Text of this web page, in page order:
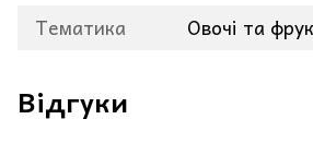
Тематика
Овочі та
Відгуки